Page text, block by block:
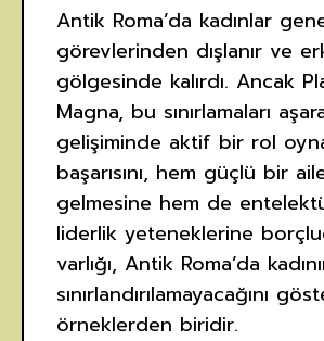
Antik Roma’da kadınlar
görevlerinden dışlanır ve
gölgesinde kalırdı. Ancak
Magna, bu sınırlamaları
gelişiminde aktif bir rol
başarısını, hem güçlü bir
gelmesine hem de
liderlik yeteneklerine
varlığı, Antik Roma’da
sınırlandırılamayacağını
örneklerden biridir.